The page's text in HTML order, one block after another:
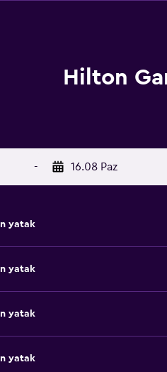
Hilton
- 16.08 Paz
yatak
yatak
yatak
yatak